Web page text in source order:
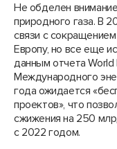
Не обделен
природного газа. В
связи с
Европу, но все еще
данным отчета
Международного
года ожидается
проектов», что
сжижения на 250
с 2022 годом.